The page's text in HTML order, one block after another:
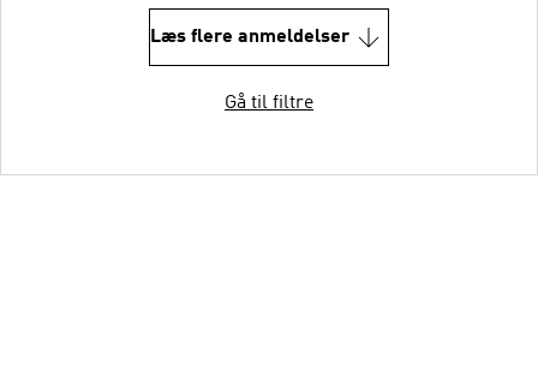
Læs flere anmeldelser
Gå til filtre